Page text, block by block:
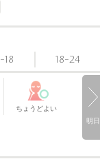
明日
18 18-24
ちょうどよい